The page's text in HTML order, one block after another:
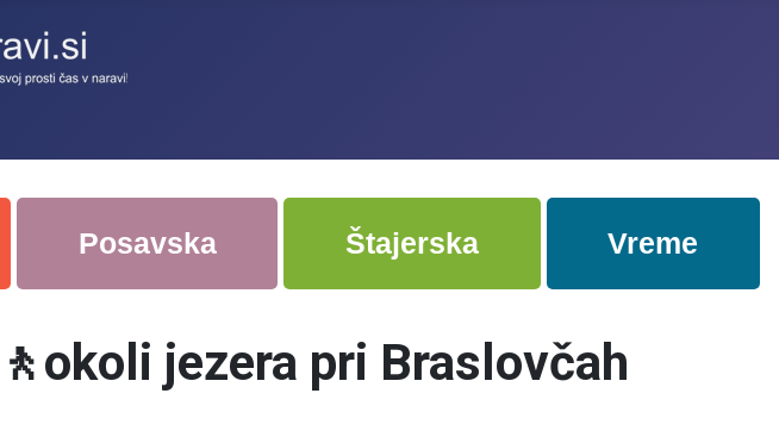
Posavska Štajerska Vreme
jezera pri Braslovčah